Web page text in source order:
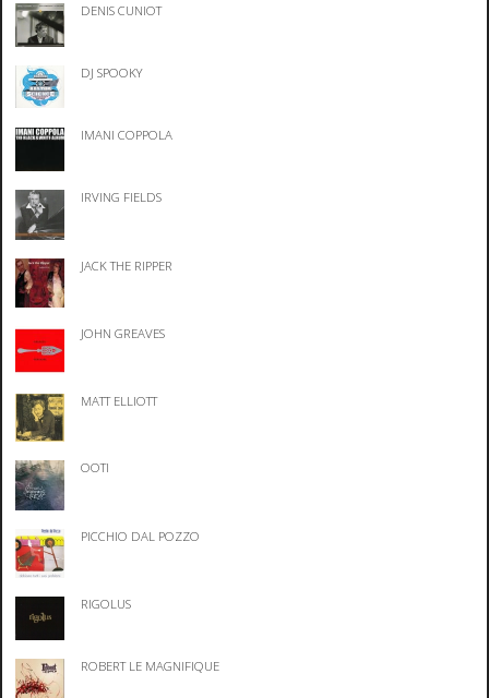
DENIS CUNIOT
DJ SPOOKY
IMANI COPPOLA
IRVING FIELDS
JACK THE RIPPER
JOHN GREAVES
MATT ELLIOTT
OOTI
PICCHIO DAL POZZO
RIGOLUS
ROBERT LE MAGNIFIQUE